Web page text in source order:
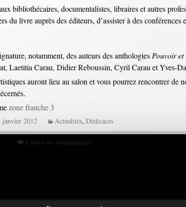
bibliothécaires, documentalistes, libraireset autres
du livre auprès des éditeurs, d’assister à des
notamment, des auteurs des anthologies Pouvoir et
Laetitia Carau, Didier Reboussin, Cyril Carau et Yves-
auront lieu au salon et vous pourrez rencontrer de
zone franche 3
janvier 2012 Actualités, Dédicaces
Laisser un commentaire